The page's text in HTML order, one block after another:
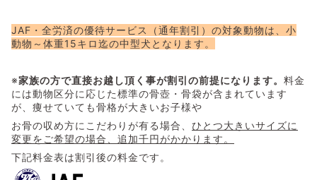
JAF・全労済の優待サービス（通年割引）の対象動物は、小
動物～体重15キロ迄の中型犬となります。
※家族の方で直接お越し頂く事が割引の前提になります。 料金
には動物区分に応じた標準の骨壺・骨袋が含まれています
が、痩せていても骨格が大きいお子様や
お骨の収め方にこだわりが有る場合、 ひとつ大きいサイズに
変更をご希望の場合、追加千円がかかります。
下記料金表は割引後の料金です。